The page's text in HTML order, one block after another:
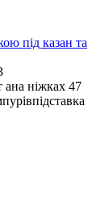
під казан та
ніжках 47